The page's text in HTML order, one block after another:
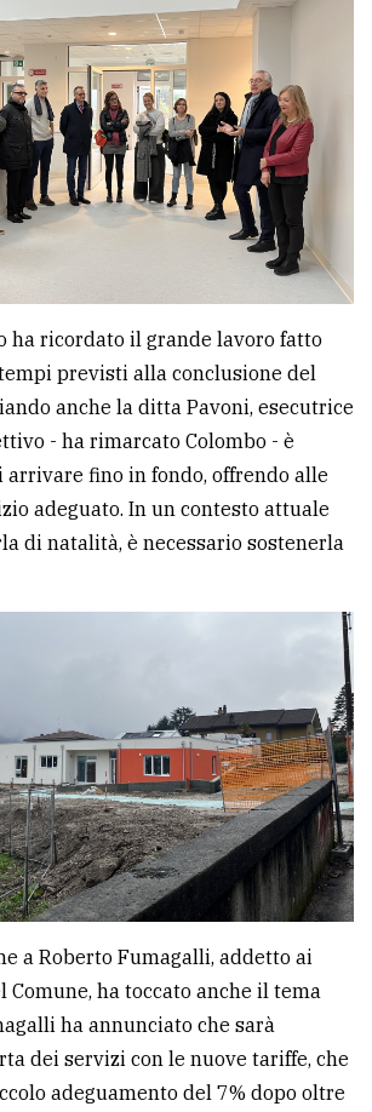
ha ricordato il grande lavoro fatto
previsti alla conclusione del
anche la ditta Pavoni, esecutrice
- ha rimarcato Colombo - è
arrivare fino in fondo, offrendo alle
adeguato. In un contesto attuale
di natalità, è necessario sostenerla
a Roberto Fumagalli, addetto ai
ha toccato anche il tema
ha annunciato che sarà
dei servizi con le nuove tariffe, che
adeguamento del 7% dopo oltre